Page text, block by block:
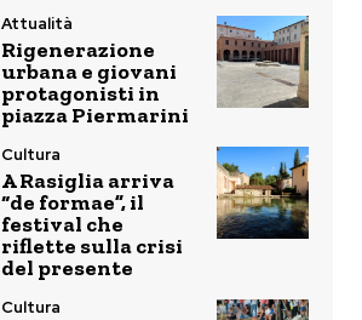
Attualità
Rigenerazione
urbana e giovani
protagonisti in
piazza Piermarini
Cultura
A Rasiglia arriva
“de formae”, il
festival che
riflette sulla crisi
del presente
Cultura